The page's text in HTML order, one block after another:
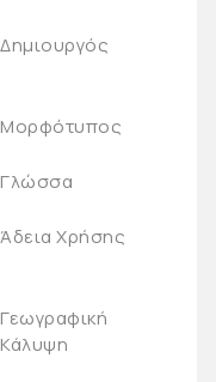
Δημιουργός
Μορφότυπος
Γλώσσα
Άδεια Χρήσης
Γεωγραφική
Κάλυψη